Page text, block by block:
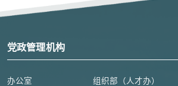
党政管理机构
办公室 组织部（人才办）